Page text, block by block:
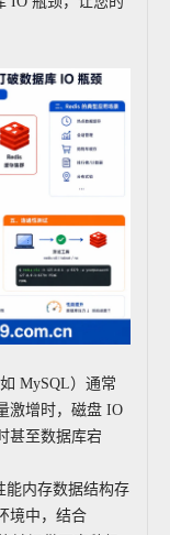
MySQL）通常
激增时，磁盘 IO
甚至数据库宕
能内存数据结构存
境中，结合